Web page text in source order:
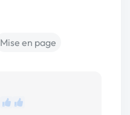
Mise en page